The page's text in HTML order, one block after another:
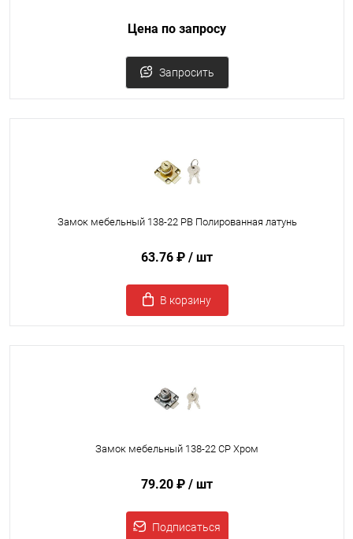
Цена по запросу
Запросить
Замок мебельный 138-22 PB Полированная латунь
63.76 ₽ / шт
В корзину
Замок мебельный 138-22 CP Хром
79.20 ₽ / шт
Подписаться